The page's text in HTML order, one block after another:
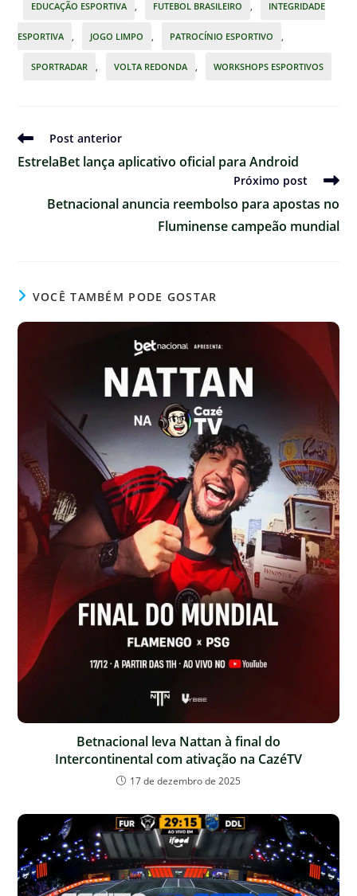
EDUCAÇÃO ESPORTIVA , FUTEBOL BRASILEIRO , INTEGRIDADE
ESPORTIVA , JOGO LIMPO , PATROCÍNIO ESPORTIVO ,
SPORTRADAR , VOLTA REDONDA , WORKSHOPS ESPORTIVOS
Ler
artigos
Post anterior
EstrelaBet lança aplicativo oficial para Android
Próximo post
Betnacional anuncia reembolso para apostas no
Fluminense campeão mundial
VOCÊ TAMBÉM PODE GOSTAR
Betnacional leva Nattan à final do
Intercontinental com ativação na CazéTV
17 de dezembro de 2025